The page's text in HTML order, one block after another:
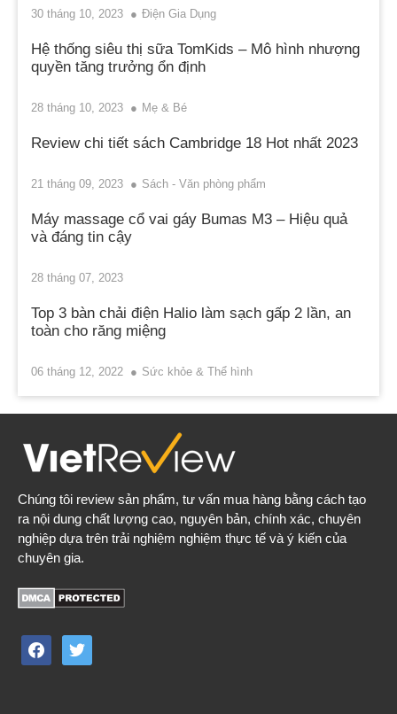
30 tháng 10, 2023 Điện Gia Dụng
Hệ thống siêu thị sữa TomKids – Mô hình nhượng
quyền tăng trưởng ổn định
28 tháng 10, 2023 Mẹ & Bé
Review chi tiết sách Cambridge 18 Hot nhất 2023
21 tháng 09, 2023 Sách - Văn phòng phẩm
Máy massage cổ vai gáy Bumas M3 – Hiệu quả
và đáng tin cậy
28 tháng 07, 2023
Top 3 bàn chải điện Halio làm sạch gấp 2 lần, an
toàn cho răng miệng
06 tháng 12, 2022 Sức khỏe & Thể hình
Chúng tôi review sản phẩm, tư vấn mua hàng bằng cách tạo
ra nội dung chất lượng cao, nguyên bản, chính xác, chuyên
nghiệp dựa trên trải nghiệm nghiệm thực tế và ý kiến của
chuyên gia.
facebooktwitter